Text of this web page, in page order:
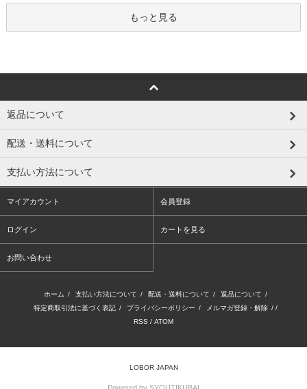
もっと見る
返品について
配送・送料について
支払い方法について
マイアカウント 会員登録
ログイン カートを見る
お問い合わせ
ホーム / 支払い方法について / 配送・送料について / 返品について /
特定商取引法に基づく表記 / プライバシーポリシー / メルマガ登録・解除 / /
RSS / ATOM
LOBOR JAPAN